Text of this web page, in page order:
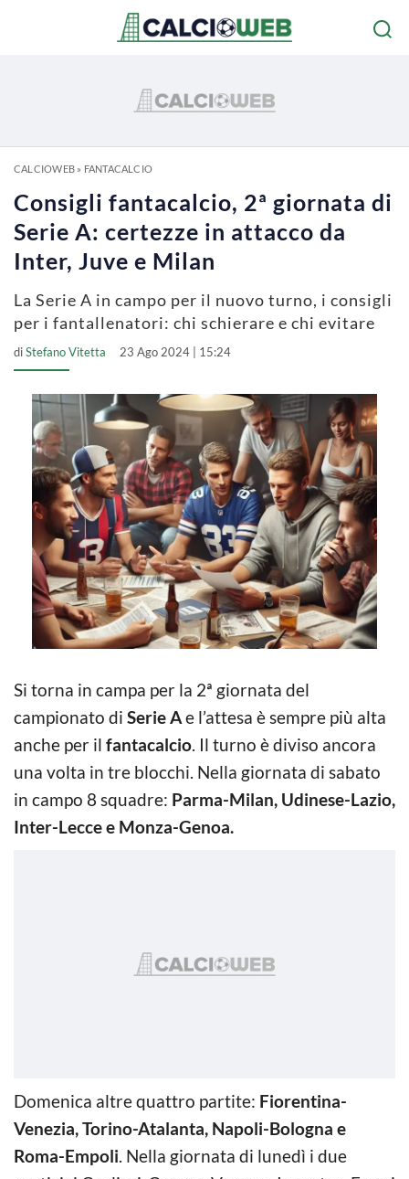
CALCIOWEB» FANTACALCIO
Consigli fantacalcio, 2ª giornata di
Serie A: certezze in attacco da
Inter, Juve e Milan
La Serie A in campo per il nuovo turno, i consigli
per i fantallenatori: chi schierare e chi evitare
diStefano Vitetta 23 Ago 2024 | 15:24
Si torna in campa per la 2ª giornata del
campionato di Serie Ae l’attesa è sempre più alta
anche per il fantacalcio. Il turno è diviso ancora
una volta in tre blocchi. Nella giornata di sabato
in campo 8 squadre: Parma-Milan, Udinese-Lazio,
Inter-Lecce e Monza-Genoa.
Domenica altre quattro partite: Fiorentina-
Venezia, Torino-Atalanta, Napoli-Bologna e
Roma-Empoli. Nella giornata di lunedì i due